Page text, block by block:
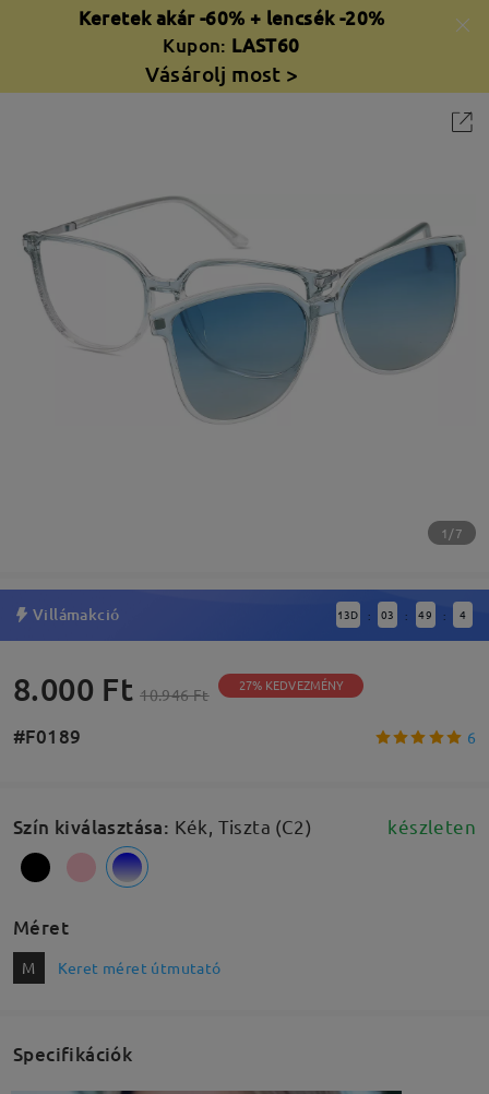
Keretek akár -60% + lencsék -20%
Kupon: LAST60
Vásárolj most >
1/7
Villámakció 13D : 03 : 49 : 3
8.000 Ft 10.946 Ft 27% KEDVEZMÉNY
#F0189 6
Szín kiválasztása: Kék, Tiszta (C2) készleten
Méret
M Keret méret útmutató
Specifikációk